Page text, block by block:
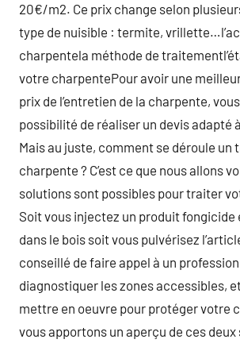
20€/m2. Ce prix change selon
type de nuisible : termite,
charpentela méthode de
votre charpentePour avoir une
prix de l’entretien de la charpente,
possibilité de réaliser un devis adapté
Mais au juste, comment se déroule un
charpente ? C’est ce que nous allons
solutions sont possibles pour traiter
Soit vous injectez un produit
dans le bois soit vous pulvérisez
conseillé de faire appel à un
diagnostiquer les zones accessibles,
mettre en oeuvre pour protéger votre
vous apportons un aperçu de ces